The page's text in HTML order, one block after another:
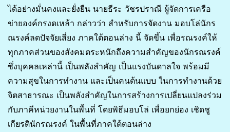
ได้อย่างมั่นคงและยั่งยืน นายธีระ วัชรปราณี ผู้จัดการเครือ
ข่ายองค์กรงดเหล้า กล่าวว่า สำหรับการจัดงาน มอบโล่นักร
ณรงค์ลดปัจจัยเสี่ยง ภาคใต้ตอนล่าง นี้ จัดขึ้น เพื่อรณรงค์ให้
ทุกภาคส่วนของสังคมตระหนักถึงความสำคัญของนักรณรงค์
ซึ่งบุคคลเหล่านี้ เป็นพลังสำคัญ เป็นแรงบันดาลใจ พร้อมมี
ความสุขในการทำงาน และเป็นคนต้นแบบ ในการทำงานด้วย
จิตสาธารณะ เป็นพลังสำคัญในการสร้างการเปลี่ยนแปลงร่วม
กับภาคีหน่วยงานในพื้นที่ โดยพิธีมอบโล่ เพื่อยกย่อง เชิดชู
เกียรตินักรณรงค์ ในพื้นที่ภาคใต้ตอนล่าง